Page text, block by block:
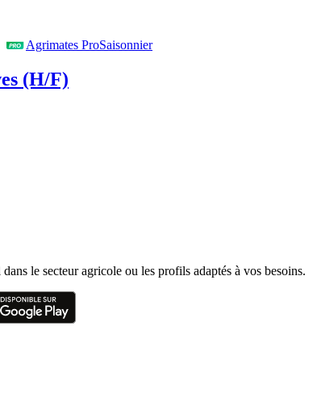
Agrimates ProSaisonnier
(H/F)
le secteur agricole ou les profils adaptés à vos besoins.